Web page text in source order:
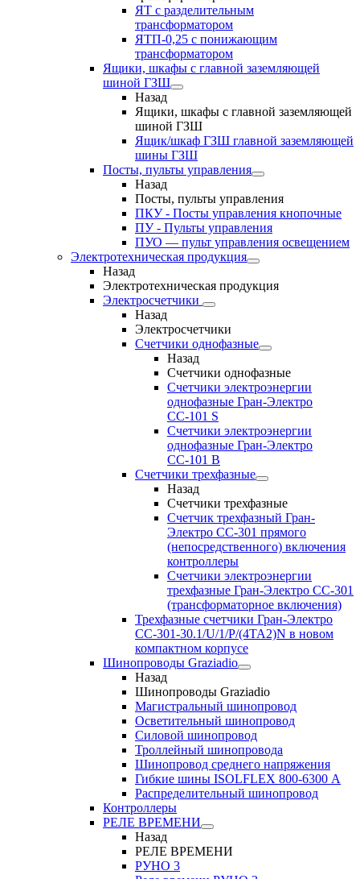
ЯТ с разделительным
трансформатором
ЯТП-0,25 с понижающим
трансформатором
Ящики, шкафы с главной заземляющей
шиной ГЗШ
Назад
Ящики, шкафы с главной заземляющей
шиной ГЗШ
Ящик/шкаф ГЗШ главной заземляющей
шины ГЗШ
Посты, пульты управления
Назад
Посты, пульты управления
ПКУ - Посты управления кнопочные
ПУ - Пульты управления
ПУО — пульт управления освещением
Электротехническая продукция
Назад
Электротехническая продукция
Электросчетчики
Назад
Электросчетчики
Счетчики однофазные
Назад
Счетчики однофазные
Счетчики электроэнергии
однофазные Гран-Электро
СС-101 S
Счетчики электроэнергии
однофазные Гран-Электро
СС-101 B
Счетчики трехфазные
Назад
Счетчики трехфазные
Счетчик трехфазный Гран-
Электро CC-301 прямого
(непосредственного) включения
контроллеры
Счетчики электроэнергии
трехфазные Гран-Электро CC-301
(трансформаторное включения)
Трехфазные счетчики Гран-Электро
СС-301-30.1/U/1/P/(4TA2)N в новом
компактном корпусе
Шинопроводы Graziadio
Назад
Шинопроводы Graziadio
Магистральный шинопровод
Осветительный шинопровод
Силовой шинопровод
Троллейный шинопровода
Шинопровод среднего напряжения
Гибкие шины ISOLFLEX 800-6300 А
Распределительный шинопровод
Контроллеры
РЕЛЕ ВРЕМЕНИ
Назад
РЕЛЕ ВРЕМЕНИ
РУНО 3